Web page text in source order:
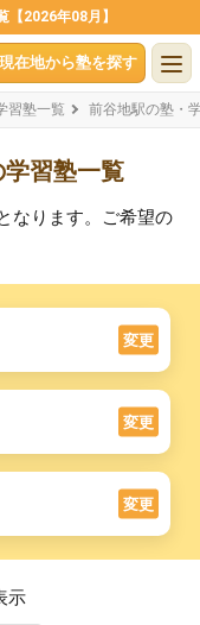
【2026年08月】
現在地から塾を探す
習塾一覧 前谷地駅の塾・
習塾一覧
なります。ご希望の
変更
変更
変更
示